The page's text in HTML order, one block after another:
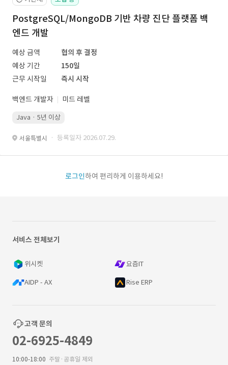
PostgreSQL/MongoDB 기반 차량 진단 플랫폼 백
엔드 개발
예상 금액
협의 후 결정
예상 기간
150일
근무 시작일
즉시 시작
백엔드 개발자 미드 레벨
Java · 5년 이상
서울특별시 · 등록일자 2026.07.29.
로그인하여 편리하게 이용하세요!
서비스 전체보기
위시켓 요즘IT
AIDP - AX Rise ERP
고객 문의
02-6925-4849
10:00-18:00 주말·공휴일 제외